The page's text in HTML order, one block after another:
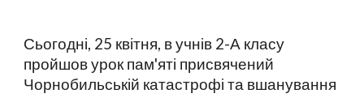
Сьогодні, 25 квітня, в учнів 2-А класу
пройшов урок пам'яті присвячений
Чорнобильській катастрофі та вшанування